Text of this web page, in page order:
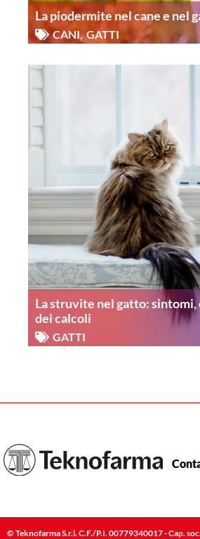
La piodermite nel cane e nel
CANI, GATTI
La struvite nel gatto:
dei calcoli
GATTI
© Teknofarma S.r.l. C.F./P.I. 00779340017 - Cap.